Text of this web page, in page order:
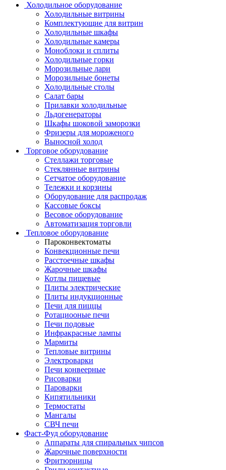
Холодильное оборудование
Холодильные витрины
Комплектующие для витрин
Холодильные шкафы
Холодильные камеры
Моноблоки и сплиты
Холодильные горки
Морозильные лари
Морозильные бонеты
Холодильные столы
Салат бары
Прилавки холодильные
Льдогенераторы
Шкафы шоковой заморозки
Фризеры для мороженого
Выносной холод
Торговое оборудование
Стеллажи торговые
Стеклянные витрины
Сетчатое оборудование
Тележки и корзины
Оборудование для распродаж
Кассовые боксы
Весовое оборудование
Автоматизация торговли
Тепловое оборудование
Пароконвектоматы
Конвекционные печи
Расстоечные шкафы
Жарочные шкафы
Котлы пищевые
Плиты электрические
Плиты индукционные
Печи для пиццы
Ротациооные печи
Печи подовые
Инфракрасные лампы
Мармиты
Тепловые витрины
Электроварки
Печи конвеерные
Рисоварки
Пароварки
Кипятильники
Термостаты
Мангалы
СВЧ печи
Фаст-Фуд оборудование
Аппараты для спиральных чипсов
Жарочные поверхности
Фритюрницы